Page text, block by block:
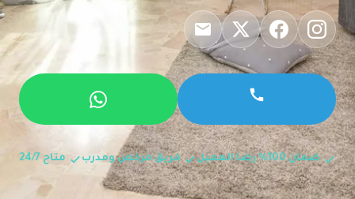
ضمان 100% رضا العميل فريق مرخص ومدرب متاح 24/7